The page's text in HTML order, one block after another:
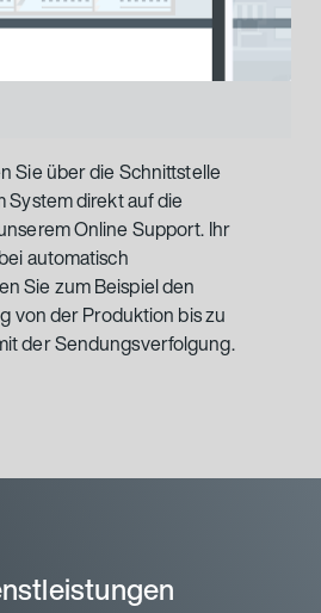
Sie über die Schnittstelle
System direkt auf die
Online Support. Ihr
automatisch
Sie zum Beispiel den
von der Produktion bis zu
der Sendungsverfolgung.